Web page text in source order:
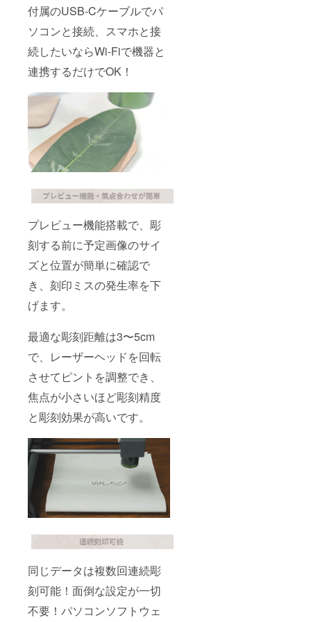
付属のUSB-Cケーブルでパ
ソコンと接続、スマホと接
続したいならWi-Fiで機器と
連携するだけでOK！
プレビュー機能搭載で、彫
刻する前に予定画像のサイ
ズと位置が簡単に確認で
き、刻印ミスの発生率を下
げます。
最適な彫刻距離は3〜5cm
で、レーザーヘッドを回転
させてピントを調整でき、
焦点が小さいほど彫刻精度
と彫刻効果が高いです。
同じデータは複数回連続彫
刻可能！面倒な設定が一切
不要！パソコンソフトウェ